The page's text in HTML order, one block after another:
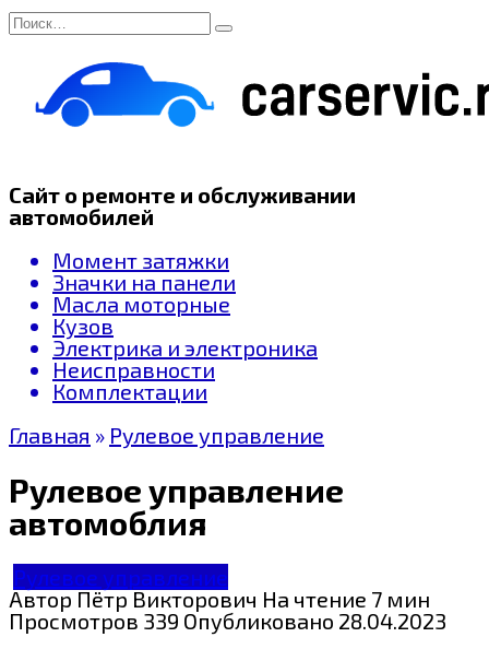
Перейти
к
содержанию
Search
for:
Сайт о ремонте и обслуживании
автомобилей
Момент затяжки
Значки на панели
Масла моторные
Кузов
Электрика и электроника
Неисправности
Комплектации
Главная » Рулевое управление
Рулевое управление
автомоблия
Рулевое управление
АвторПётр Викторович На чтение 7 мин
Просмотров 339 Опубликовано 28.04.2023